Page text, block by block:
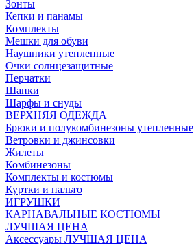
Зонты
Кепки и панамы
Комплекты
Мешки для обуви
Наушники утепленные
Очки солнцезащитные
Перчатки
Шапки
Шарфы и снуды
ВЕРХНЯЯ ОДЕЖДА
Брюки и полукомбинезоны утепленные
Ветровки и джинсовки
Жилеты
Комбинезоны
Комплекты и костюмы
Куртки и пальто
ИГРУШКИ
КАРНАВАЛЬНЫЕ КОСТЮМЫ
ЛУЧШАЯ ЦЕНА
Аксессуары ЛУЧШАЯ ЦЕНА